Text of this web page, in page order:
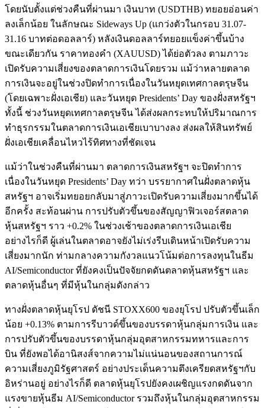
โดยนับตั้งแต่ช่วงคืนที่ผ่านมา เงินบาท (USDTHB) ทยอยอ่อนค่า
ลงเล็กน้อย ในลักษณะ Sideways Up (แกว่งตัวในกรอบ 31.07-
31.16 บาทต่อดอลลาร์) หลังเงินดอลลาร์ทยอยแข็งค่าขึ้นบ้าง
ขณะเดียวกัน ราคาทองคำ (XAUUSD) ได้ย่อตัวลง ตามภาวะ
เปิดรับความเสี่ยงของตลาดการเงินโดยรวม แม้ว่าหลายตลาด
การเงินจะอยู่ในช่วงปิดทำการเนื่องในวันหยุดเทศกาลตรุษจีน
(โดยเฉพาะฝั่งเอเชีย) และวันหยุด Presidents’ Day ของฝั่งสหรัฐฯ
ทั้งนี้ ช่วงวันหยุดเทศกาลตรุษจีน ได้ส่งผลกระทบให้ปริมาณการ
ทำธุรกรรมในตลาดการเงินเอเชียเบาบางลง ส่งผลให้สินทรัพย์
ฝั่งเอเชียเคลื่อนไหวไร้ทิศทางที่ชัดเจน
แม้ว่าในช่วงคืนที่ผ่านมา ตลาดการเงินสหรัฐฯ จะปิดทำการ
เนื่องในวันหยุด Presidents’ Day ทว่า บรรยากาศในฝั่งตลาดหุ้น
สหรัฐฯ อาจเริ่มทยอยกลับมาสู่ภาวะเปิดรับความเสี่ยงมากขึ้นได้
อีกครั้ง สะท้อนผ่าน การปรับตัวขึ้นของสัญญาฟิวเจอร์สตลาด
หุ้นสหรัฐฯ ราว +0.2% ในช่วงเช้าของตลาดการเงินเอเชีย
อย่างไรก็ดี ผู้เล่นในตลาดอาจยังไม่เร่งรีบเดินหน้าเปิดรับความ
เสี่ยงมากนัก ท่ามกลางความกังวลแนวโน้มต่อการลงทุนในธีม
AI/Semiconductor ที่ยังคงเป็นปัจจัยกดดันตลาดหุ้นสหรัฐฯ และ
ตลาดหุ้นอื่นๆ ที่มีหุ้นในกลุ่มดังกล่าว
ทางฝั่งตลาดหุ้นยุโรป ดัชนี STOXX600 ของยุโรป ปรับตัวขึ้นเล็ก
น้อย +0.13% ตามการรีบาวด์ขึ้นของบรรดาหุ้นกลุ่มการเงิน และ
การปรับตัวขึ้นของบรรดาหุ้นกลุ่มอุตสาหกรรมทหารและการ
บิน ที่ยังพอได้อานิสงส์จากความไม่แน่นอนของสถานการณ์
ความเสี่ยงภูมิรัฐศาสตร์ อย่างประเด็นความตึงเครียดสหรัฐฯกับ
อิหร่านอยู่ อย่างไรก็ดี ตลาดหุ้นยุโรปยังคงเผชิญแรงกดดันจาก
แรงขายหุ้นธีม AI/Semiconductor รวมถึงหุ้นในกลุ่มอุตสาหกรรม